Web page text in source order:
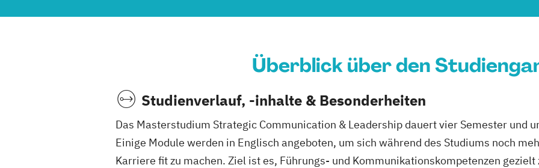
Überblick über den
Studienverlauf, -inhalte & Besonderheiten
Das Masterstudium Strategic Communication & Leadership dauert vier Semester und
Einige Module werden in Englisch angeboten, um sich während des Studiums noch
Karriere fit zu machen. Ziel ist es, Führungs- und Kommunikationskompetenzen gezielt